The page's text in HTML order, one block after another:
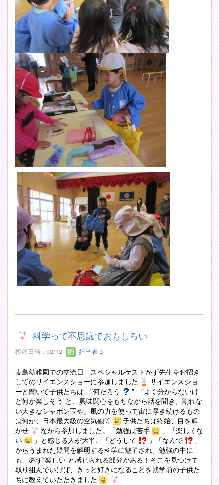
科学って不思議でおもしろい
投稿日時 : 02/12 担当者３
麦島幼稚園での交流日、スペシャルゲストかず先生をお招き
してのサイエンスショーに参加しました
サイエンスショ
ーと聞いて子供たちは ”何だろう
” ”よく分からないけ
ど何か楽しそう”と、興味関心をもちながら話を聞き、割れな
い大きなシャボン玉や、風の力を使って宙に浮き続けるもの
は何か、日本最大級の空気砲等
子供たちは終始、目を輝
かせ
ながら参加しました。「勉強は苦手
」「楽しくな
い
」と感じる人が大半、「どうして 」「なんで
」
からうまれた疑問を解明する科学に魅了され、勉強の中に
も、必ず”楽しい”と感じられる部分がある！そこを見つけて
取り組んでいけば、きっと好きになることを就学前の子供た
ちに教えていただきました